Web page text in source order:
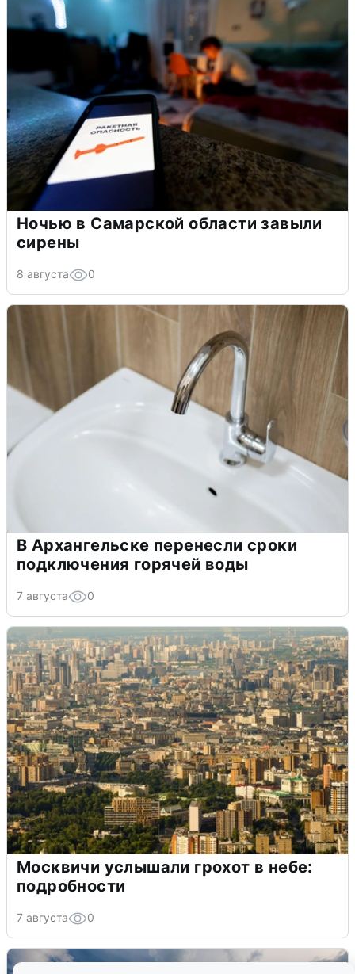
Ночью в Самарской области завыли
сирены
8 августа 0
В Архангельске перенесли сроки
подключения горячей воды
7 августа 0
Москвичи услышали грохот в небе:
подробности
7 августа 0